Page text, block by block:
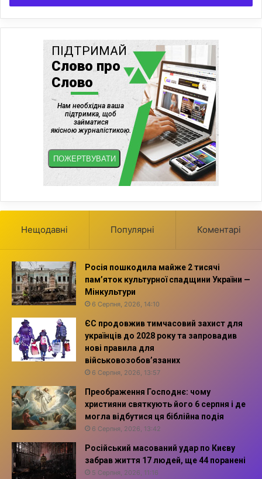
Нещодавні Популярні Коментарі
Росія пошкодила майже 2 тисячі
пам’яток культурної спадщини України —
Мінкультури
6 Серпня, 2026, 14:10
ЄС продовжив тимчасовий захист для
українців до 2028 року та запровадив
нові правила для
військовозобов’язаних
6 Серпня, 2026, 13:57
Преображення Господнє: чому
християни святкують його 6 серпня і де
могла відбутися ця біблійна подія
6 Серпня, 2026, 13:42
Російський масований удар по Києву
забрав життя 17 людей, ще 44 поранені
5 Серпня, 2026, 11:16